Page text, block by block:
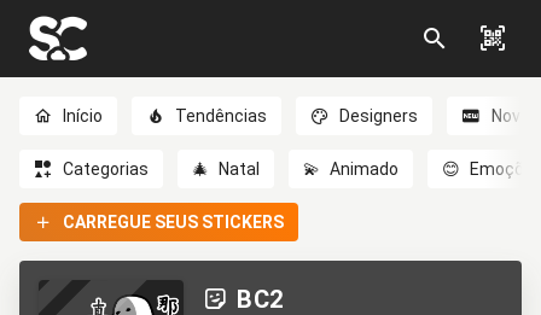
Início Tendências Designers Novo
Categorias 🎄 Natal 💫 Animado 😊
CARREGUE SEUS STICKERS
BC2